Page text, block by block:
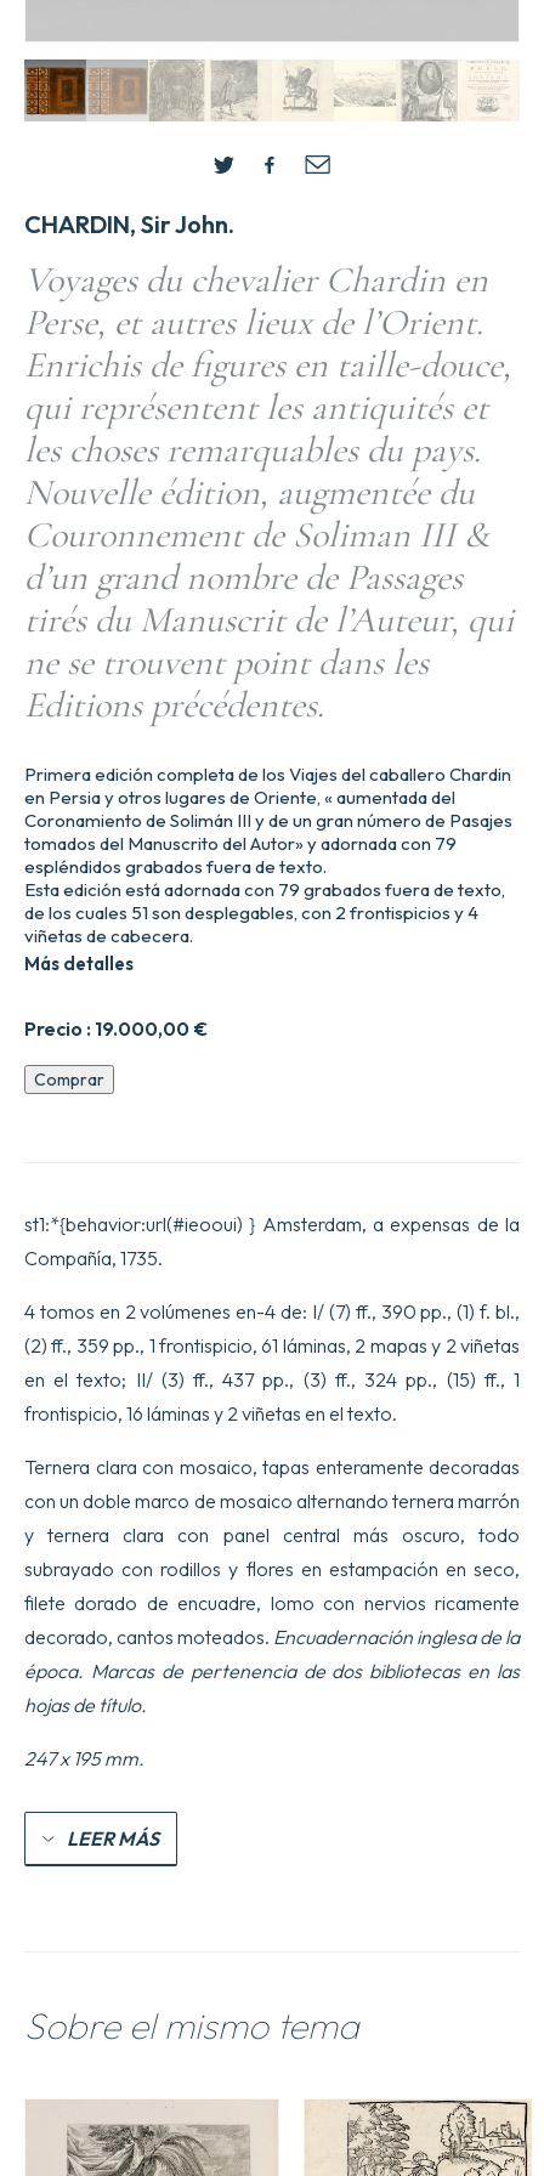
CHARDIN, Sir John.
Voyages du chevalier Chardin en
Perse, et autres lieux de l’Orient.
Enrichis de figures en taille-douce,
qui représentent les antiquités et
les choses remarquables du pays.
Nouvelle édition, augmentée du
Couronnement de Soliman III &
d’un grand nombre de Passages
tirés du Manuscrit de l’Auteur, qui
ne se trouvent point dans les
Editions précédentes.
Precio : 19.000,00 €
Primera edición completa de los Viajes del caballero Chardin
en Persia y otros lugares de Oriente, « aumentada del
Coronamiento de Solimán III y de un gran número de Pasajes
tomados del Manuscrito del Autor» y adornada con 79
espléndidos grabados fuera de texto.
Esta edición está adornada con 79 grabados fuera de texto,
de los cuales 51 son desplegables, con 2 frontispicios y 4
viñetas de cabecera.
Más detalles
Voyages
du
autres
lieux
de
Enrichis
de
figures
en
taille-
douce,
repre9sentent
antiquite9s
et
choses
remarquables
pays.
Nouvelle
e9dition,
augmente9e
Couronnement
III
d2019un
Manuscrit
de
ne
trouvent
Comprar
st1:*{behavior:url(#ieooui) } Amsterdam, a expensas de la
Compañía, 1735.
4 tomos en 2 volúmenes en-4 de: I/ (7) ff., 390 pp., (1) f. bl.,
(2) ff., 359 pp., 1 frontispicio, 61 láminas, 2 mapas y 2 viñetas
en el texto; II/ (3) ff., 437 pp., (3) ff., 324 pp., (15) ff., 1
frontispicio, 16 láminas y 2 viñetas en el texto.
Ternera clara con mosaico, tapas enteramente decoradas
con un doble marco de mosaico alternando ternera marrón
y ternera clara con panel central más oscuro, todo
subrayado con rodillos y flores en estampación en seco,
filete dorado de encuadre, lomo con nervios ricamente
decorado, cantos moteados. Encuadernación inglesa de la
época. Marcas de pertenencia de dos bibliotecas en las
hojas de título.
247 x 195 mm.
LEER MÁS
Sobre el mismo tema